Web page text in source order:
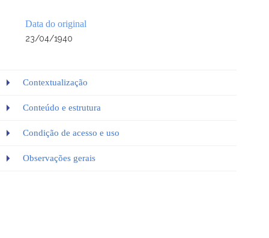
Data do original
23/04/1940
Contextualização
Conteúdo e estrutura
Condição de acesso e uso
Observações gerais